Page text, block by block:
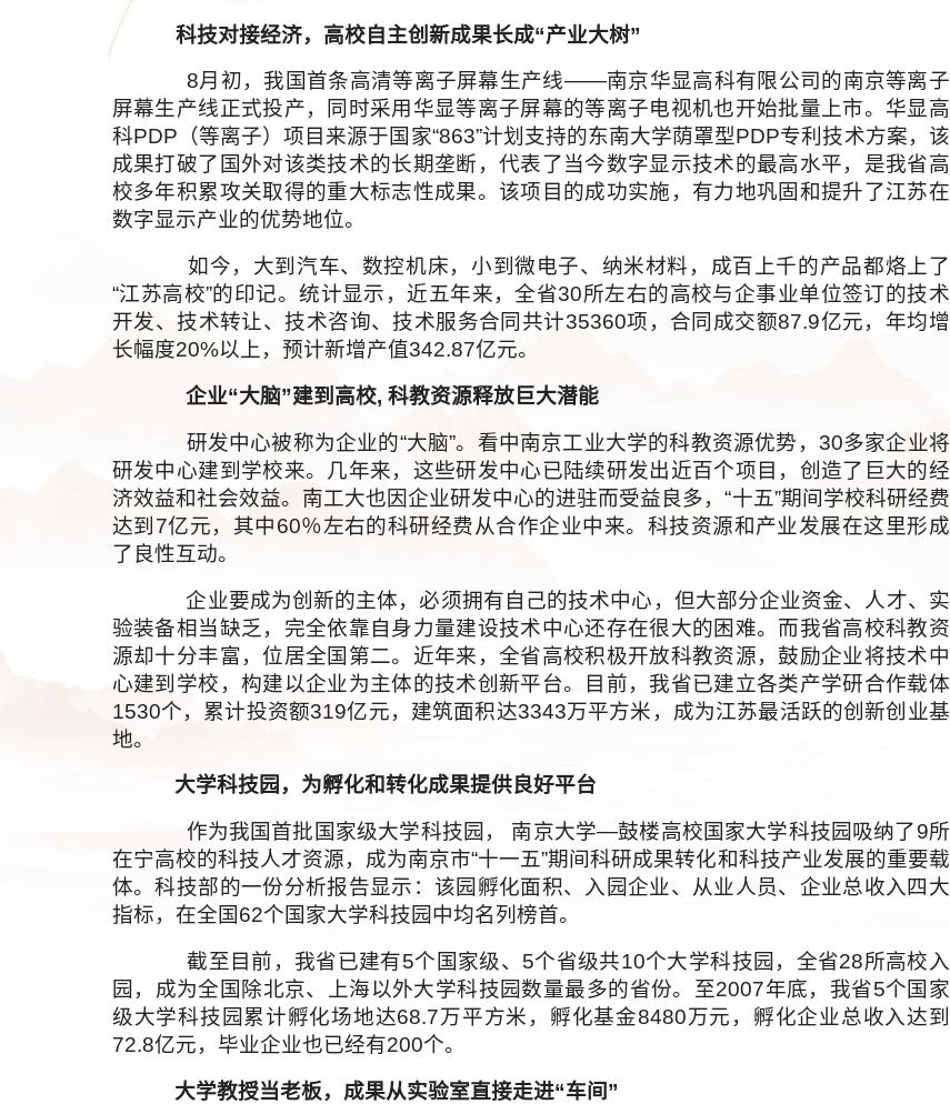
科技对接经济，高校自主创新成果长成“产业大树”
8月初，我国首条高清等离子屏幕生产线——南京华显高科有限公司的南京等离子
屏幕生产线正式投产，同时采用华显等离子屏幕的等离子电视机也开始批量上市。华显高
科PDP（等离子）项目来源于国家“863”计划支持的东南大学荫罩型PDP专利技术方案，该
成果打破了国外对该类技术的长期垄断，代表了当今数字显示技术的最高水平，是我省高
校多年积累攻关取得的重大标志性成果。该项目的成功实施，有力地巩固和提升了江苏在
数字显示产业的优势地位。
如今，大到汽车、数控机床，小到微电子、纳米材料，成百上千的产品都烙上了
“江苏高校”的印记。统计显示，近五年来，全省30所左右的高校与企事业单位签订的技术
开发、技术转让、技术咨询、技术服务合同共计35360项，合同成交额87.9亿元，年均增
长幅度20%以上，预计新增产值342.87亿元。
企业“大脑”建到高校, 科教资源释放巨大潜能
研发中心被称为企业的“大脑”。看中南京工业大学的科教资源优势，30多家企业将
研发中心建到学校来。几年来，这些研发中心已陆续研发出近百个项目，创造了巨大的经
济效益和社会效益。南工大也因企业研发中心的进驻而受益良多，“十五”期间学校科研经费
达到7亿元，其中60％左右的科研经费从合作企业中来。科技资源和产业发展在这里形成
了良性互动。
企业要成为创新的主体，必须拥有自己的技术中心，但大部分企业资金、人才、实
验装备相当缺乏，完全依靠自身力量建设技术中心还存在很大的困难。而我省高校科教资
源却十分丰富，位居全国第二。近年来，全省高校积极开放科教资源，鼓励企业将技术中
心建到学校，构建以企业为主体的技术创新平台。目前，我省已建立各类产学研合作载体
1530个，累计投资额319亿元，建筑面积达3343万平方米，成为江苏最活跃的创新创业基
地。
大学科技园，为孵化和转化成果提供良好平台
作为我国首批国家级大学科技园， 南京大学—鼓楼高校国家大学科技园吸纳了9所
在宁高校的科技人才资源，成为南京市“十一五”期间科研成果转化和科技产业发展的重要载
体。科技部的一份分析报告显示：该园孵化面积、入园企业、从业人员、企业总收入四大
指标，在全国62个国家大学科技园中均名列榜首。
截至目前，我省已建有5个国家级、5个省级共10个大学科技园，全省28所高校入
园，成为全国除北京、上海以外大学科技园数量最多的省份。至2007年底，我省5个国家
级大学科技园累计孵化场地达68.7万平方米，孵化基金8480万元，孵化企业总收入达到
72.8亿元，毕业企业也已经有200个。
大学教授当老板，成果从实验室直接走进“车间”